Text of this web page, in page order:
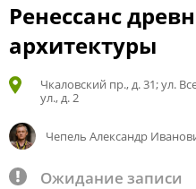
Ренессанс
архитектуры
Чкаловский пр., д. 31; ул.
ул., д. 2
Чепель Александр
Ожидание записи